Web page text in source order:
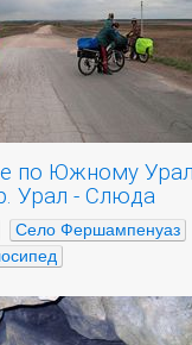
по Южному
Урал - Слюда
Село Фершампенуаз